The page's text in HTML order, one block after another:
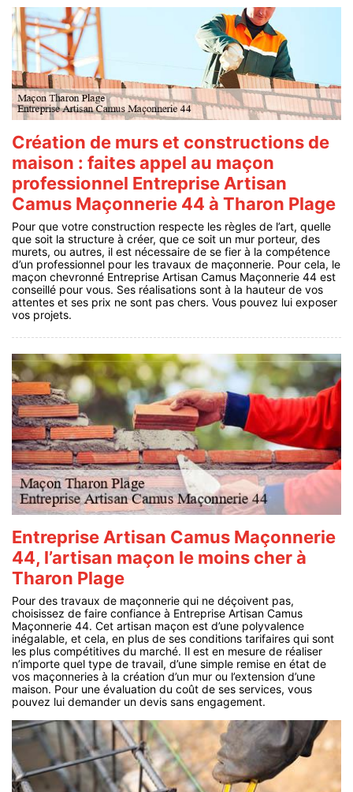
Création de murs et constructions de
maison : faites appel au maçon
professionnel Entreprise Artisan
Camus Maçonnerie 44 à Tharon Plage
Pour que votre construction respecte les règles de l’art, quelle
que soit la structure à créer, que ce soit un mur porteur, des
murets, ou autres, il est nécessaire de se fier à la compétence
d’un professionnel pour les travaux de maçonnerie. Pour cela, le
maçon chevronné Entreprise Artisan Camus Maçonnerie 44 est
conseillé pour vous. Ses réalisations sont à la hauteur de vos
attentes et ses prix ne sont pas chers. Vous pouvez lui exposer
vos projets.
Entreprise Artisan Camus Maçonnerie
44, l’artisan maçon le moins cher à
Tharon Plage
Pour des travaux de maçonnerie qui ne déçoivent pas,
choisissez de faire confiance à Entreprise Artisan Camus
Maçonnerie 44. Cet artisan maçon est d’une polyvalence
inégalable, et cela, en plus de ses conditions tarifaires qui sont
les plus compétitives du marché. Il est en mesure de réaliser
n’importe quel type de travail, d’une simple remise en état de
vos maçonneries à la création d’un mur ou l’extension d’une
maison. Pour une évaluation du coût de ses services, vous
pouvez lui demander un devis sans engagement.